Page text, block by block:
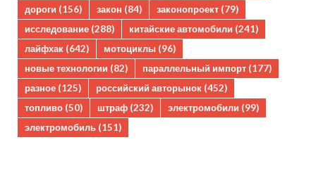
дороги (156) закон (84) законопроект (79)
исследование (288) китайские автомобили (241)
лайфхак (642) мотоциклы (96)
новые технологии (82) параллельный импорт (177)
разное (125) российский авторынок (452)
топливо (50) штраф (232) электромобили (99)
электромобиль (151)